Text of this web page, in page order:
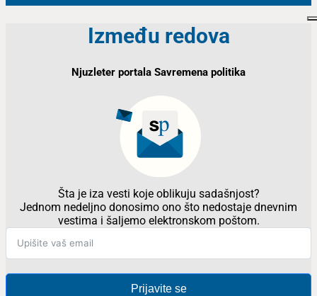
Između redova
Njuzleter portala Savremena politika
Šta je iza vesti koje oblikuju sadašnjost?
Jednom nedeljno donosimo ono što nedostaje dnevnim
vestima i šaljemo elektronskom poštom.
Prijavite se